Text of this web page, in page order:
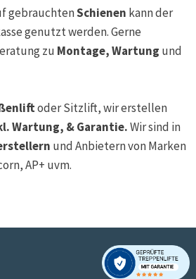
gebrauchtenSchienen kann der
genutzt werden. Gerne
zu Montage, Wartung und
oder Sitzlift, wir erstellen
Wartung, & Garantie.Wir sind in
und Anbietern von Marken
AP+ uvm.